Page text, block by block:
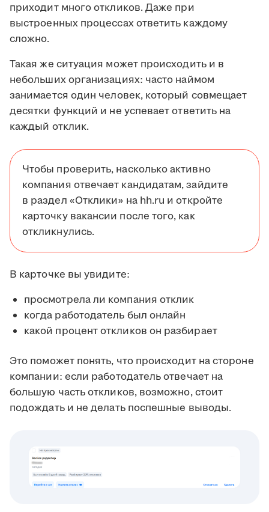
приходит много откликов. Даже при
выстроенных процессах ответить каждому
сложно.
Такая же ситуация может происходить и в
небольших организациях: часто наймом
занимается один человек, который совмещает
десятки функций и не успевает ответить на
каждый отклик.
Чтобы проверить, насколько активно
компания отвечает кандидатам, зайдите
в раздел «Отклики» на hh.ru и откройте
карточку вакансии после того, как
откликнулись.
В карточке вы увидите:
просмотрела ли компания отклик
когда работодатель был онлайн
какой процент откликов он разбирает
Это поможет понять, что происходит на стороне
компании: если работодатель отвечает на
большую часть откликов, возможно, стоит
подождать и не делать поспешные выводы.